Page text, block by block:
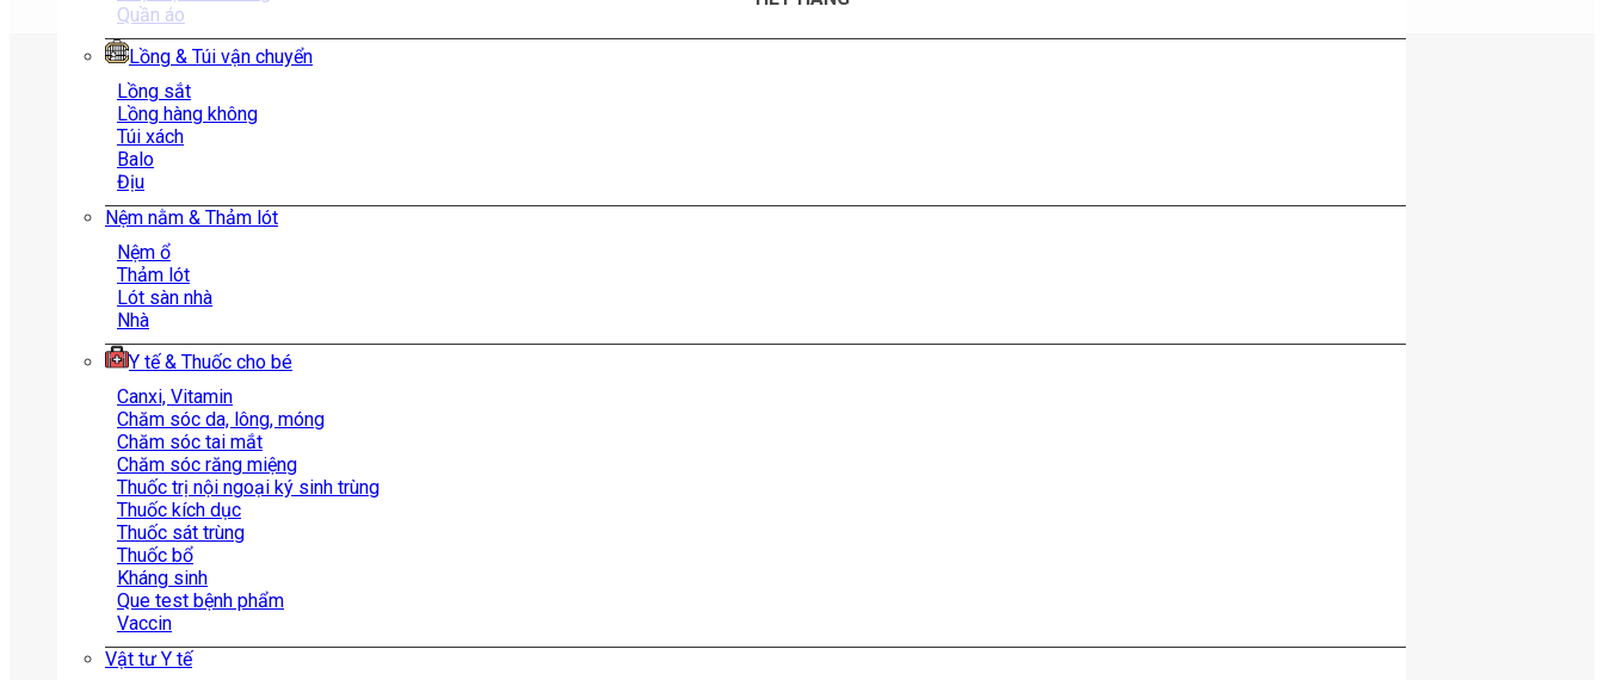
Quần áo
Lồng & Túi vận chuyển
Lồng sắt
Lồng hàng không
Túi xách
Balo
Địu
Nệm nằm & Thảm lót
Nệm ổ
Thảm lót
Lót sàn nhà
Nhà
Y tế & Thuốc cho bé
Canxi, Vitamin
Chăm sóc da, lông, móng
Chăm sóc tai mắt
Chăm sóc răng miệng
Thuốc trị nội ngoại ký sinh trùng
Thuốc kích dục
Thuốc sát trùng
Thuốc bổ
Kháng sinh
Que test bệnh phẩm
Vaccin
Vật tư Y tế